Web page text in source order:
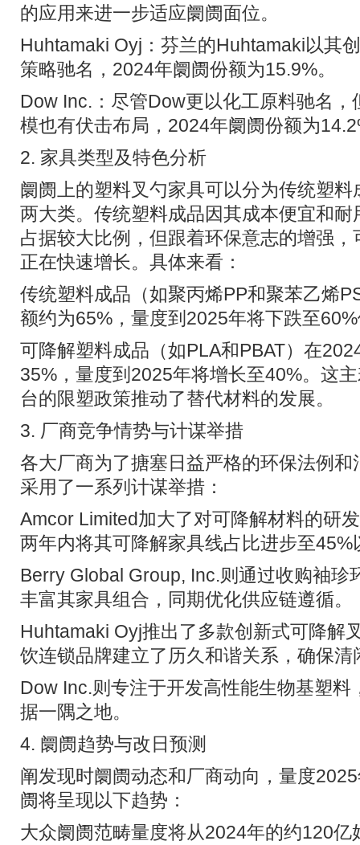
的应用来进一步适应阛阓面位。
Huhtamaki Oyj：芬兰的Huhtamaki以其
策略驰名，2024年阛阓份额为15.9%。
Dow Inc.：尽管Dow更以化工原料驰名
模也有伏击布局，2024年阛阓份额为
2. 家具类型及特色分析
阛阓上的塑料叉勺家具可以分为传统塑
两大类。传统塑料成品因其成本便宜和
占据较大比例，但跟着环保意志的增强
正在快速增长。具体来看：
传统塑料成品（如聚丙烯PP和聚苯乙烯
额约为65%，量度到2025年将下跌至
可降解塑料成品（如PLA和PBAT）在
35%，量度到2025年将增长至40%。这
台的限塑政策推动了替代材料的发展。
3. 厂商竞争情势与计谋举措
各大厂商为了搪塞日益严格的环保法例
采用了一系列计谋举措：
Amcor Limited加大了对可降解材料的研
两年内将其可降解家具线占比进步至45%
Berry Global Group, Inc.则通过收购袖珍
丰富其家具组合，同期优化供应链遵循。
Huhtamaki Oyj推出了多款创新式可降解
饮连锁品牌建立了历久和谐关系，确保清
Dow Inc.则专注于开发高性能生物基塑料
据一隅之地。
4. 阛阓趋势与改日预测
阐发现时阛阓动态和厂商动向，量度
阓将呈现以下趋势：
大众阛阓范畴量度将从2024年的约120亿